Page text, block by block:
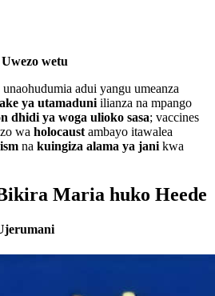
wetu
unaohudumia adui yangu umeanza
ya utamaduni ilianza na mpango
dhidi ya woga ulioko sasa; vaccines
wa holocaust ambayo itawalea
na kuingiza alama ya jani kwa
Maria huko Heede